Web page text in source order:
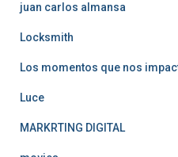
juan carlos almansa
Locksmith
Los momentos que nos
Luce
MARKRTING DIGITAL